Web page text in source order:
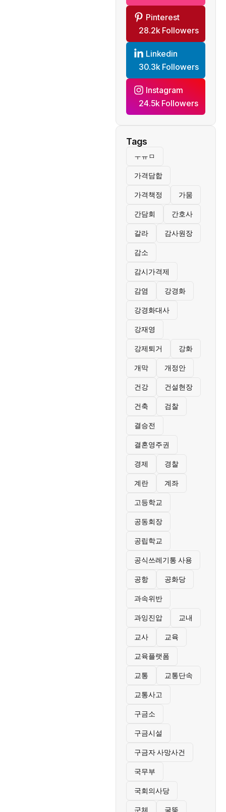
Pinterest
28.2k Followers
Linkedin
30.3k Followers
Instagram
24.5k Followers
Tags
ㅜㅠㅁ
가격담합
가격책정 가뭄
간담회 간호사
갈라 감사원장
감소
감시가격제
감염 강경화
강경화대사
강재영
강제퇴거 강화
개막 개정안
건강 건설현장
건축 검찰
결승전
결혼영주권
경제 경찰
계란 계좌
고등학교
공동회장
공립학교
공식쓰레기통 사용
공항 공화당
과속위반
과잉진압 교내
교사 교육
교육플랫폼
교통 교통단속
교통사고
구금소
구금시설
구금자 사망사건
국무부
국회의사당
군체 굴뚝